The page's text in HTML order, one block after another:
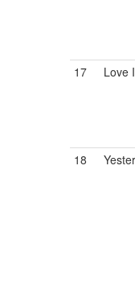
17
Love
18